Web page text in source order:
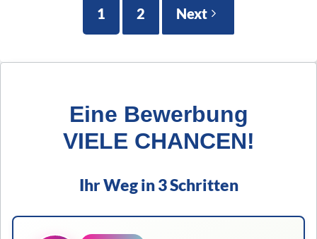
1 2 Next
Eine Bewerbung
VIELE CHANCEN!
Ihr Weg in 3 Schritten